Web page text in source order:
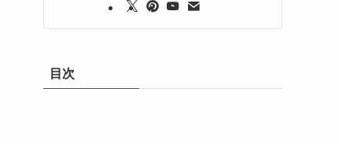
目次